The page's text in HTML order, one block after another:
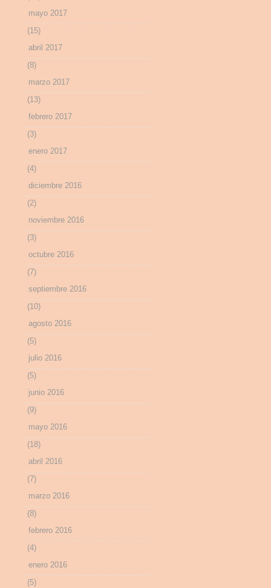
mayo 2017
(15)
abril 2017
(8)
marzo 2017
(13)
febrero 2017
(3)
enero 2017
(4)
diciembre 2016
(2)
noviembre 2016
(3)
octubre 2016
(7)
septiembre 2016
(10)
agosto 2016
(5)
julio 2016
(5)
junio 2016
(9)
mayo 2016
(18)
abril 2016
(7)
marzo 2016
(8)
febrero 2016
(4)
enero 2016
(5)